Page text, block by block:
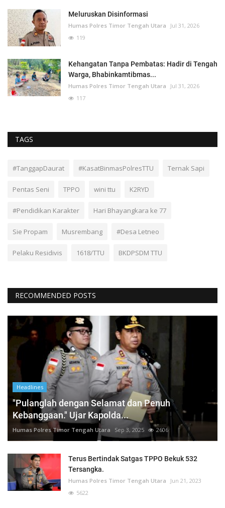
Meluruskan Disinformasi
Humas Polres Timor Tengah Utara
Jul 31, 2026
119
Kehangatan Tanpa Pembatas: Hadir di Tengah
Warga, Bhabinkamtibmas...
Humas Polres Timor Tengah Utara
Jul 31, 2026
117
TAGS
#TanggapDaurat #KasatBinmasPolresTTU Ternak Sapi
Pentas Seni TPPO wini ttu K2RYD
#Pendidikan Karakter Hari Bhayangkara ke 77
Sie Propam Musrembang #Desa Letneo
Pelaku Residivis 1618/TTU BKDPSDM TTU
RECOMMENDED POSTS
Headlines
"Pulanglah dengan Selamat dan Penuh
Kebanggaan." Ujar Kapolda...
Humas Polres Timor Tengah Utara Sep 3, 2025 2606
Terus Bertindak Satgas TPPO Bekuk 532
Tersangka.
Humas Polres Timor Tengah Utara
Jun 21, 2023
5622